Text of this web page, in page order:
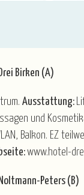
Birken (A)
Ausstattung:
und
Balkon. EZ
www.hotel-
Peters (B)